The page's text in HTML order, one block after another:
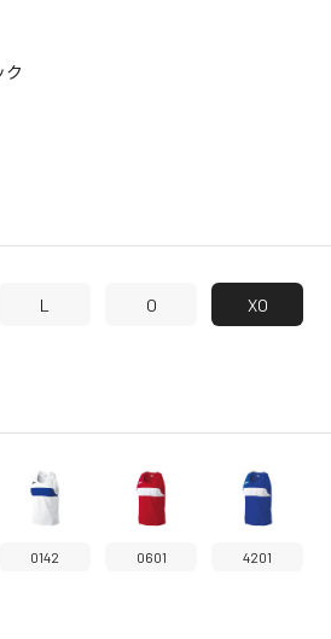
L O XO
0142 0601 4201